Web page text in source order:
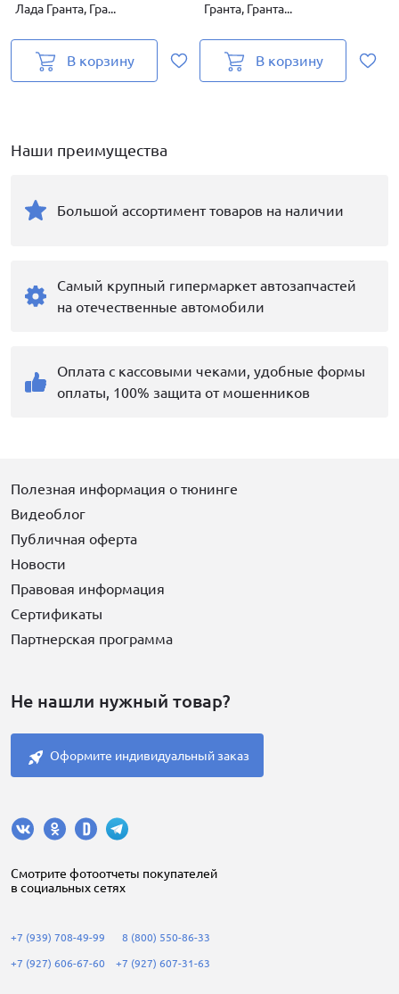
Лада Гранта, Гра...
В корзину
Гранта, Гранта...
В корзину
Наши преимущества
Большой ассортимент товаров на наличии
Самый крупный гипермаркет автозапчастей
на отечественные автомобили
Оплата с кассовыми чеками, удобные формы
оплаты, 100% защита от мошенников
Полезная информация о тюнинге
Видеоблог
Публичная оферта
Новости
Правовая информация
Сертификаты
Партнерская программа
Не нашли нужный товар?
Оформите индивидуальный заказ
Cмотрите фотоотчеты покупателей
в социальных сетях
+7 (939) 708-49-99
+7 (927) 606-67-60
8 (800) 550-86-33
+7 (927) 607-31-63